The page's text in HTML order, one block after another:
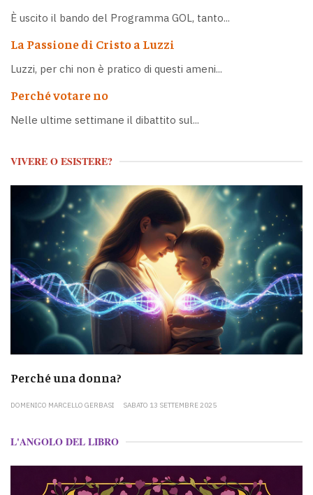
È uscito il bando del Programma GOL, tanto...
La Passione di Cristo a Luzzi
Luzzi, per chi non è pratico di questi ameni...
Perché votare no
Nelle ultime settimane il dibattito sul...
VIVERE O ESISTERE?
Perché una donna?
DOMENICO MARCELLO GERBASI SABATO 13 SETTEMBRE 2025
L'ANGOLO DEL LIBRO